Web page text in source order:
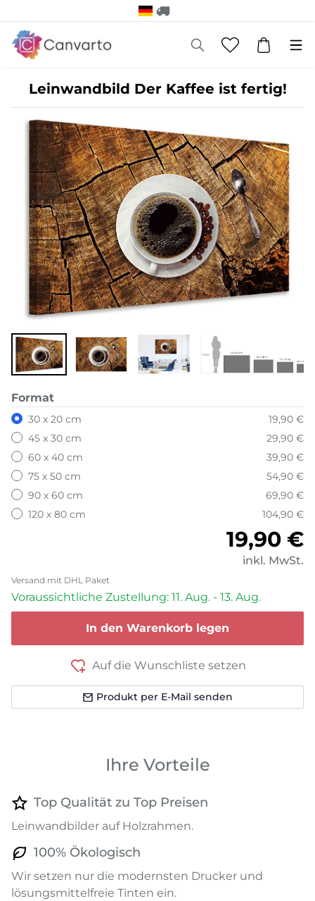
Leinwandbild Der Kaffee ist fertig!
Format
30 x 20 cm
19,90 €
45 x 30 cm
29,90 €
60 x 40 cm
39,90 €
75 x 50 cm
54,90 €
90 x 60 cm
69,90 €
120 x 80 cm
104,90 €
19,90 €
inkl. MwSt.
Versand mit DHL Paket
Voraussichtliche Zustellung: 11. Aug. - 13. Aug.
In den Warenkorb legen
Auf die Wunschliste setzen
Produkt per E-Mail senden
Ihre Vorteile
Top Qualität zu Top Preisen
Leinwandbilder auf Holzrahmen.
100% Ökologisch
Wir setzen nur die modernsten Drucker und
lösungsmittelfreie Tinten ein.